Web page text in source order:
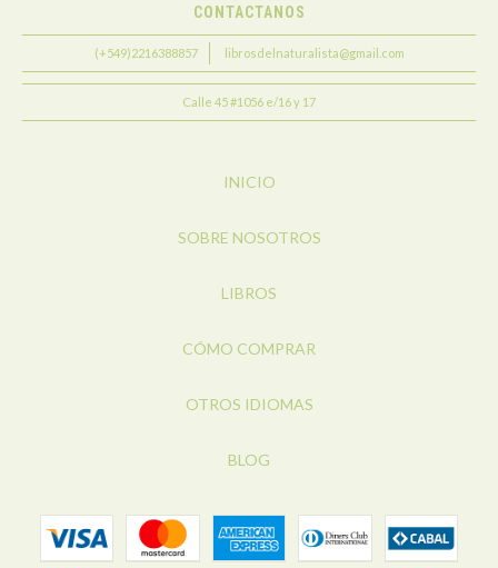
CONTACTANOS
(+549)2216388857 librosdelnaturalista@gmail.com
Calle 45 #1056 e/16 y 17
INICIO
SOBRE NOSOTROS
LIBROS
CÓMO COMPRAR
OTROS IDIOMAS
BLOG